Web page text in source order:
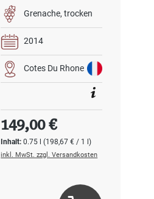
Grenache trocken
2014
Cotes Du Rhone
Inhalt:0.75 l(198,67 € / 1 l)
Regulärer Preis:
149,00 €
inkl. MwSt. zzgl. Versandkosten